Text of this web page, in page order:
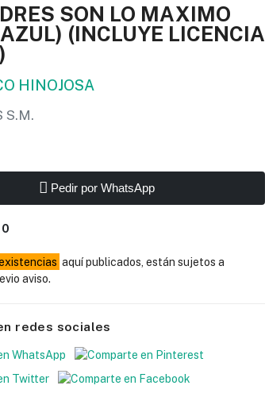
SON LO MAXIMO
(INCLUYE LICENCIA
HINOJOSA
S.M.
Pedir por WhatsApp
0
aquí publicados, están sujetos a
aviso.
redes sociales